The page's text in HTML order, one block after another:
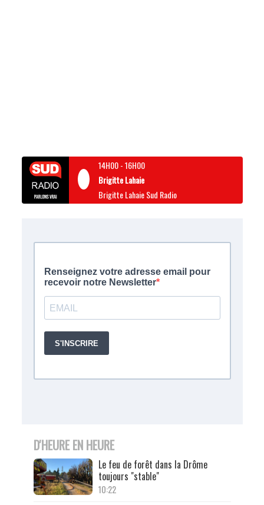
14H00-16H00
Brigitte Lahaie
Brigitte Lahaie Sud Radio
D'HEURE EN HEURE
Le feu de forêt dans la Drôme
toujours "stable"
10:22